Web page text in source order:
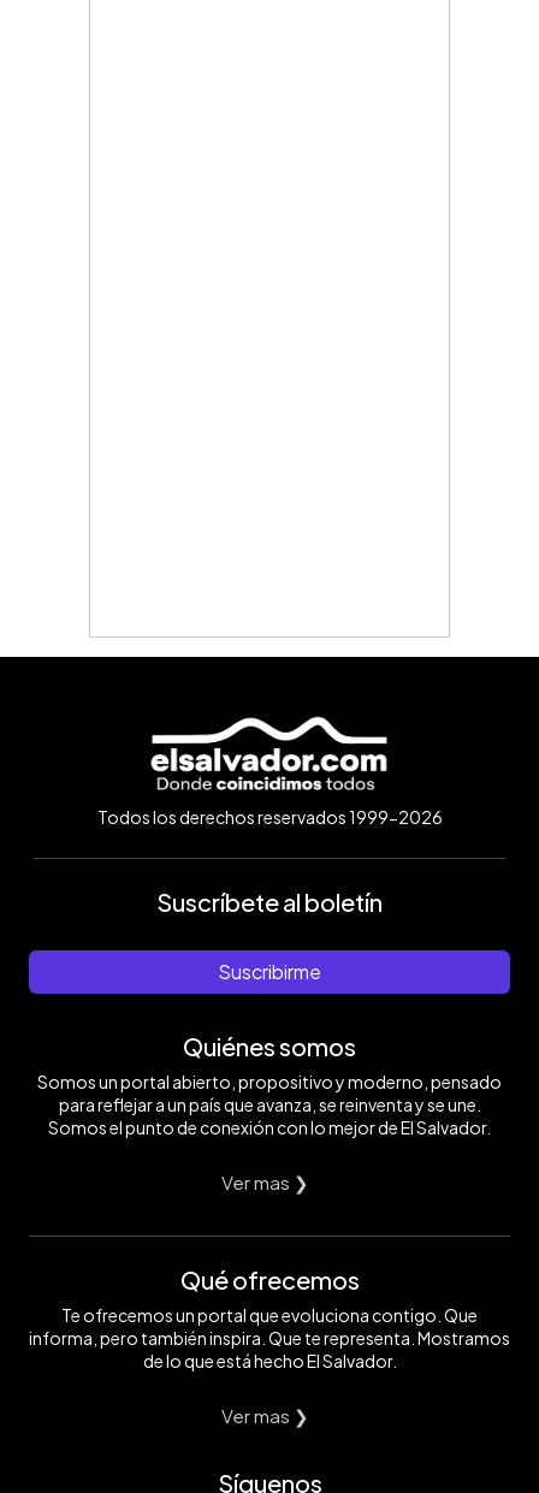
Todos los derechos reservados 1999-2026
Suscríbete al boletín
Suscribirme
Quiénes somos
Somos un portal abierto, propositivo y moderno, pensado
para reflejar a un país que avanza, se reinventa y se une.
Somos el punto de conexión con lo mejor de El Salvador.
Ver mas ❯
Qué ofrecemos
Te ofrecemos un portal que evoluciona contigo. Que
informa, pero también inspira. Que te representa. Mostramos
de lo que está hecho El Salvador.
Ver mas ❯
Síguenos